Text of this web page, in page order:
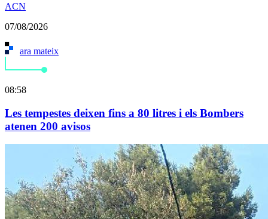
ACN
07/08/2026
ara mateix
08:58
Les tempestes deixen fins a 80 litres i els Bombers
atenen 200 avisos